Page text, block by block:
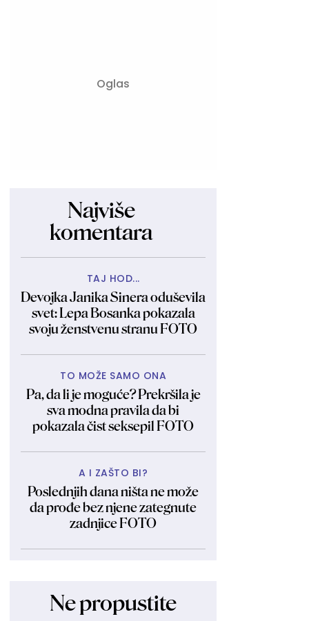
Najviše
komentara
TAJ HOD...
Devojka Janika Sinera oduševila
svet: Lepa Bosanka pokazala
svoju ženstvenu stranu FOTO
TO MOŽE SAMO ONA
Pa, da li je moguće? Prekršila je
sva modna pravila da bi
pokazala čist seksepil FOTO
A I ZAŠTO BI?
Poslednjih dana ništa ne može
da prođe bez njene zategnute
zadnjice FOTO
Ne propustite